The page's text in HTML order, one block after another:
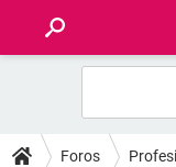
FOROS
Foros